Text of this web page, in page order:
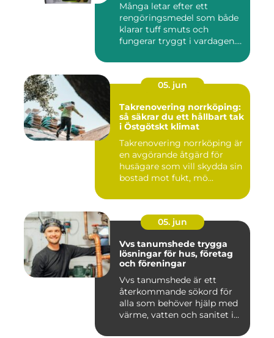
Många letar efter ett
rengöringsmedel som både
klarar tuff smuts och
fungerar tryggt i vardagen.
05. jun
Takrenovering norrköping:
så säkrar du ett hållbart tak
i Östgötskt klimat
Takrenovering norrköping är
en avgörande åtgärd för
husägare som vill skydda sin
bostad mot fukt, mö...
05. jun
Vvs tanumshede trygga
lösningar för hus, företag
och föreningar
Vvs tanumshede är ett
återkommande sökord för
alla som behöver hjälp med
värme, vatten och sanitet i...